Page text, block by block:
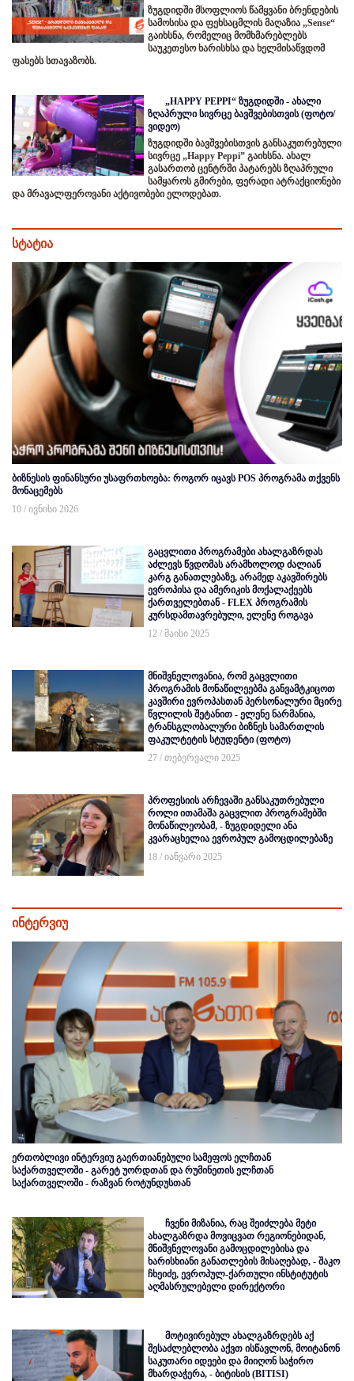
ზუგდიდში მსოფლიოს წამყვანი ბრენდების
სამოსისა და ფეხსაცმლის მაღაზია „Sense“
გაიხსნა, რომელიც მომხმარებლებს
საუკეთესო ხარისხსა და ხელმისაწვდომ
ფასებს სთავაზობს.
„HAPPY PEPPI“ ზუგდიდში - ახალი
ზღაპრული სივრცე ბავშვებისთვის (ფოტო/
ვიდეო)
ზუგდიდში ბავშვებისთვის განსაკუთრებული
სივრცე „Happy Peppi” გაიხსნა. ახალ
გასართობ ცენტრში პატარებს ზღაპრული
სამყაროს გმირები, ფერადი ატრაქციონები
და მრავალფეროვანი აქტივობები ელოდებათ.
სტატია
ბიზნესის ფინანსური უსაფრთხოება: როგორ იცავს POS პროგრამა თქვენს
მონაცემებს
10 / ივნისი 2026
გაცვლითი პროგრამები ახალგაზრდას
აძლევს წვდომას არამხოლოდ ძალიან
კარგ განათლებაზე, არამედ აკავშირებს
ევროპისა და ამერიკის მოქალაქეებს
ქართველებთან - FLEX პროგრამის
კურსდამთავრებული, ელენე როგავა
12 / მაისი 2025
მნიშვნელოვანია, რომ გაცვლითი
პროგრამის მონაწილეებმა განვამტკიცოთ
კავშირი ევროპასთან პერსონალური მცირე
წვლილის შეტანით - ელენე ნარმანია,
ტრანსგლობალური ბიზნეს სამართლის
ფაკულტეტის სტუდენტი (ფოტო)
27 / თებერვალი 2025
პროფესიის არჩევაში განსაკუთრებული
როლი ითამაშა გაცვლით პროგრამებში
მონაწილეობამ, - ზუგდიდელი ანა
კვარაცხელია ევროპულ გამოცდილებაზე
18 / იანვარი 2025
ინტერვიუ
ერთობლივი ინტერვიუ გაერთიანებული სამეფოს ელჩთან
საქართველოში - გარეტ უორდთან და რუმინეთის ელჩთან
საქართველოში - რაზვან როტუნდუსთან
ჩვენი მიზანია, რაც შეიძლება მეტი
ახალგაზრდა მოვიცვათ რეგიონებიდან,
მნიშვნელოვანი გამოცდილებისა და
ხარისხიანი განათლების მისაღებად, - შაკო
ჩხეიძე, ევროპულ-ქართული ინსტიტუტის
აღმასრულებელი დირექტორი
მოტივირებულ ახალგაზრდებს აქ
შესაძლებლობა აქვთ ისწავლონ, მოიტანონ
საკუთარი იდეები და მიიღონ საჭირო
მხარდაჭერა, - ბიტისის (BITISI)